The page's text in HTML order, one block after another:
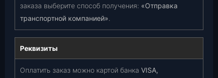
заказа выберите способ получения: «Отправка
транспортной компанией».
Реквизиты
Оплатить заказ можно картой банка VISA,